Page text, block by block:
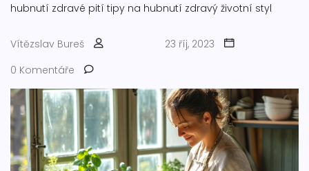
hubnutí zdravé pití tipy na hubnutí zdravý životní styl
Vítězslav Bureš
23 říj, 2023
0 Komentáře